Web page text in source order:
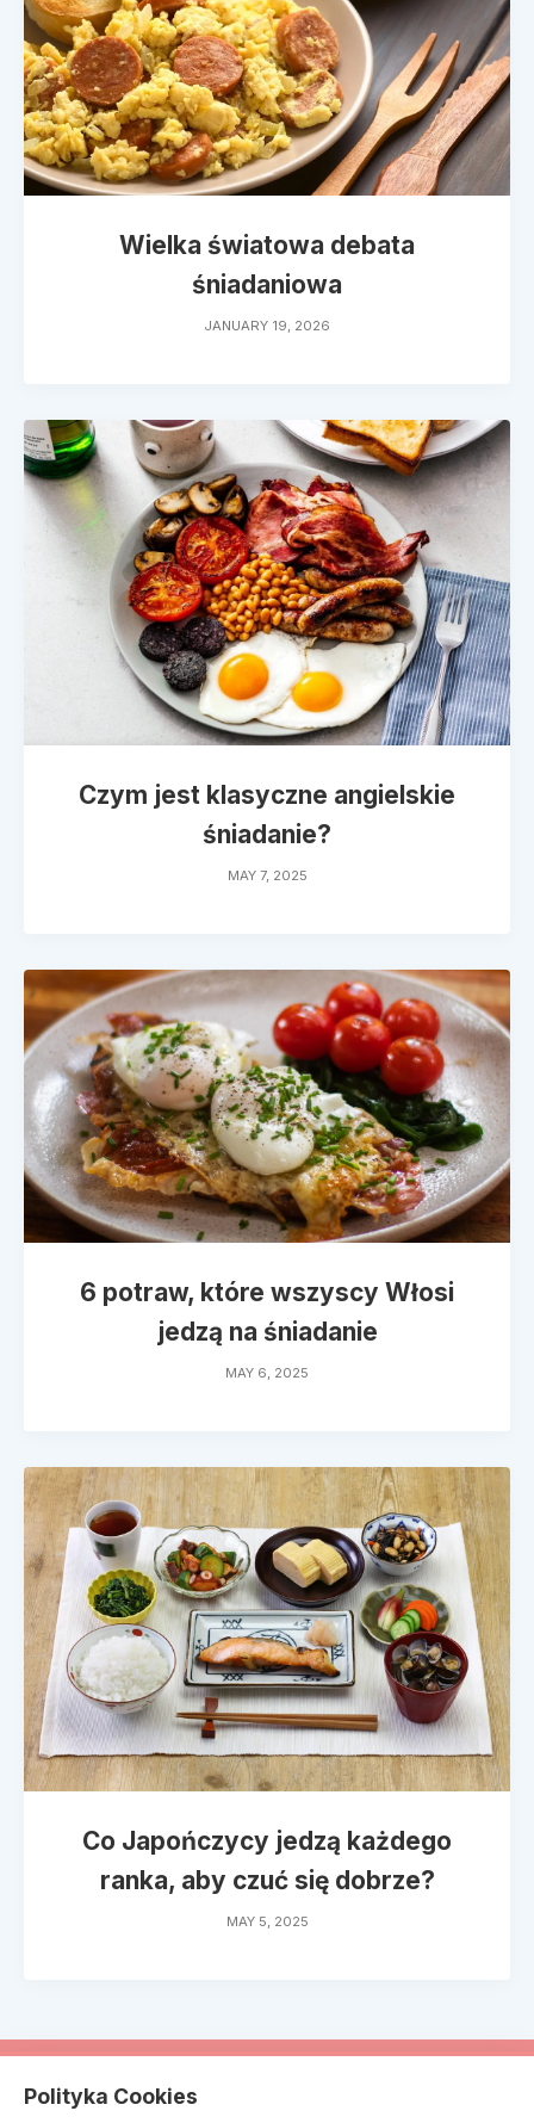
Wielka światowa debata
śniadaniowa
JANUARY 19, 2026
Czym jest klasyczne angielskie
śniadanie?
MAY 7, 2025
6 potraw, które wszyscy Włosi
jedzą na śniadanie
MAY 6, 2025
Co Japończycy jedzą każdego
ranka, aby czuć się dobrze?
MAY 5, 2025
© dicafedeli.pl 2026
Polityka Cookies